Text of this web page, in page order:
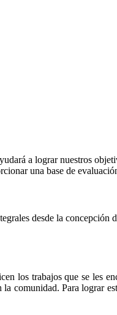
a lograr nuestros
una base de
desde la concepción
los trabajos que se les
comunidad. Para lograr